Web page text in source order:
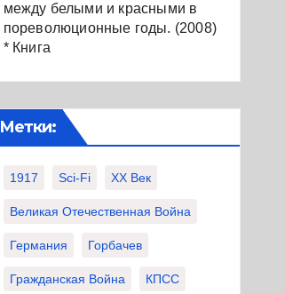
между белыми и красными в
пореволюционные годы. (2008)
* Книга
Метки:
1917 Sci-Fi XX Век
Великая Отечественная Война
Германия Горбачев
Гражданская Война КПСС